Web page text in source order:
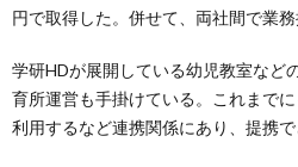
円で取得した。併せて、両社間で業務
学研HDが展開している幼児教室など
育所運営も手掛けている。これまで
利用するなど連携関係にあり、提携